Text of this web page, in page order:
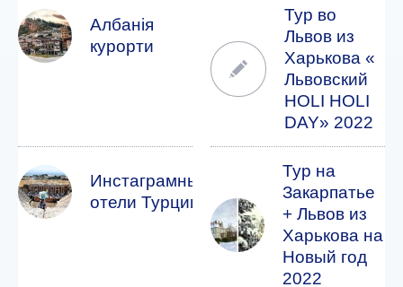
Албанія
курорти
Тур во
Львов из
Харькова «
Львовский
HOLI HOLI
DAY» 2022
Инстаграмные
отели Турции
Тур на
Закарпатье
+ Львов из
Харькова на
Новый год
2022